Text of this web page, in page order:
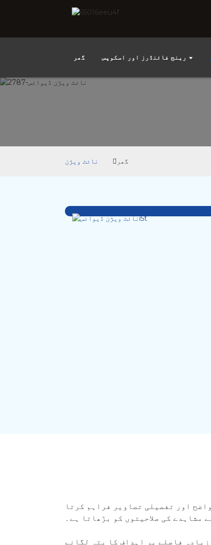
گھر رینج فائنڈرز اور اسکوپس
گھر نائٹ ویژن
اور تفصیلی تصاویر فراہم کرتا
مشاہدے کی صلاحیتوں کو بڑھاتا ہے۔
فاصلے پر اہداف کا پتہ لگانے